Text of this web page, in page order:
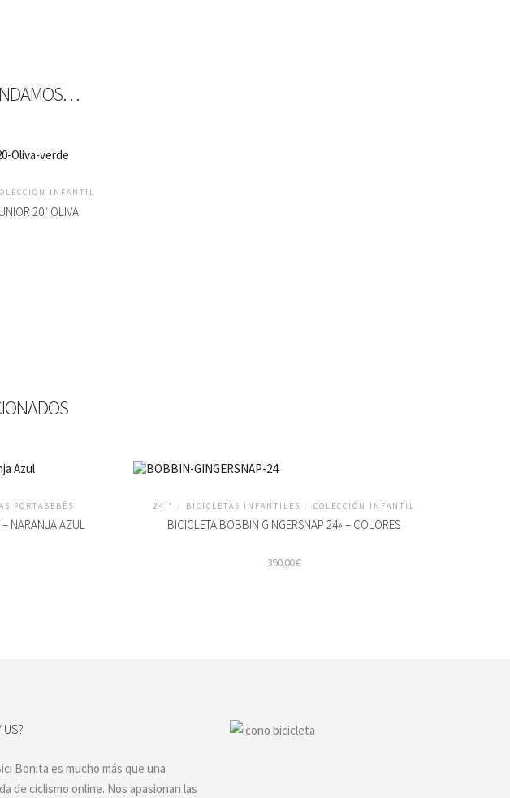
INFANTIL
20″ OLIVA
PORTABEBÉS
– NARANJA AZUL
24'' / BICICLETAS INFANTILES / COLECCIÓN INFANTIL
BICICLETA BOBBIN GINGERSNAP 24» – COLORES
390,00€
la
página
US?
Bonita es mucho más que una
de ciclismo online. Nos apasionan las